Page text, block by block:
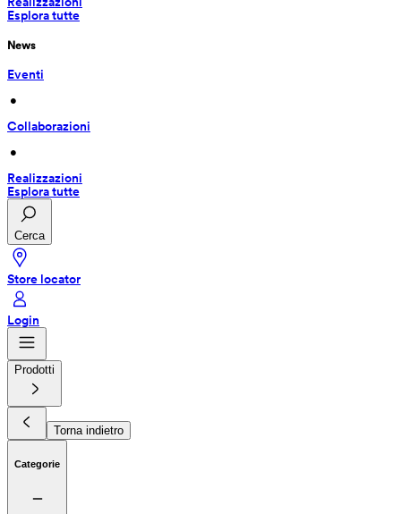
Esplora tutte
News
Eventi
•
Collaborazioni
•
Realizzazioni
Esplora tutte
Cerca
Store locator
Login
Prodotti
Torna indietro
Categorie